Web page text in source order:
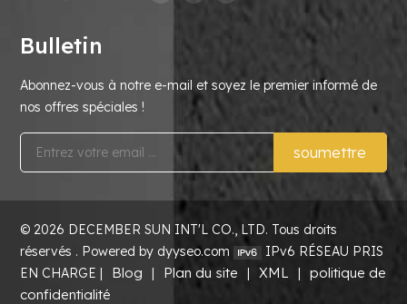
Bulletin
Abonnez-vous à notre e-mail et soyez le premier informé de
nos offres spéciales !
soumettre
© 2026 DECEMBER SUN INT'L CO., LTD. Tous droits
réservés . Powered by dyyseo.com
IPv6 RÉSEAU PRIS
EN CHARGE |
Blog | Plan du site | XML |
politique de
confidentialité